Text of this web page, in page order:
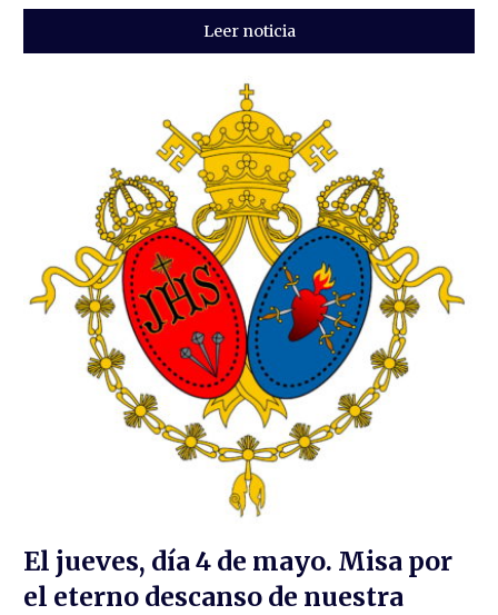
Leer noticia
El jueves, día 4 de mayo. Misa por
el eterno descanso de nuestra